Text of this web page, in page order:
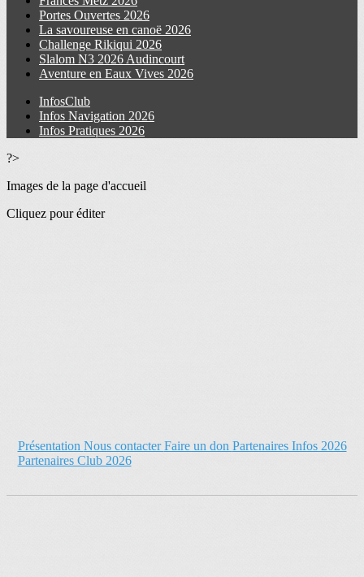
Portes Ouvertes 2026
La savoureuse en canoë 2026
Challenge Rikiqui 2026
Slalom N3 2026 Audincourt
Aventure en Eaux Vives 2026
InfosClub
Infos Navigation 2026
Infos Pratiques 2026
?>
Images de la page d'accueil
Cliquez pour éditer
Présentation Nous contacterFaire un don Partenaires Infos 2026
Partenaires Club 2026